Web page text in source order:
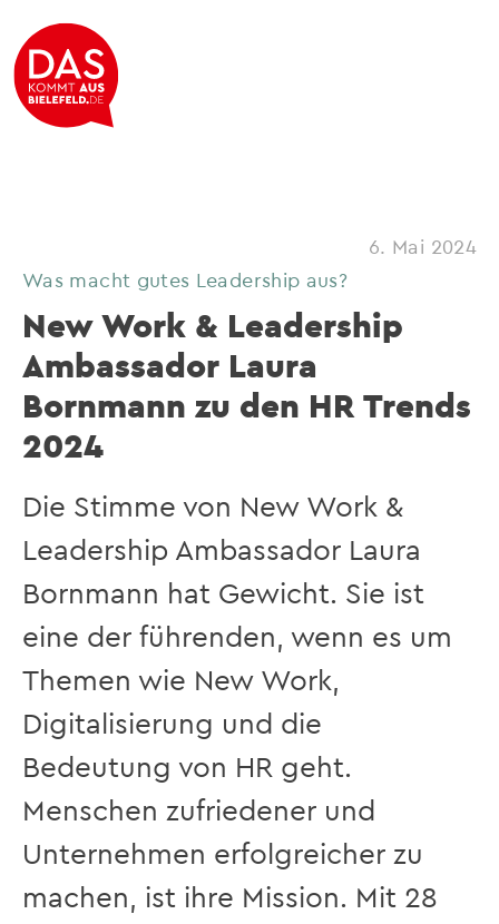
6. Mai 2024
Was macht gutes Leadership aus?
New Work & Leadership
Ambassador Laura
Bornmann zu den HR Trends
2024
Die Stimme von New Work &
Leadership Ambassador Laura
Bornmann hat Gewicht. Sie ist
eine der führenden, wenn es um
Themen wie New Work,
Digitalisierung und die
Bedeutung von HR geht.
Menschen zufriedener und
Unternehmen erfolgreicher zu
machen, ist ihre Mission. Mit 28